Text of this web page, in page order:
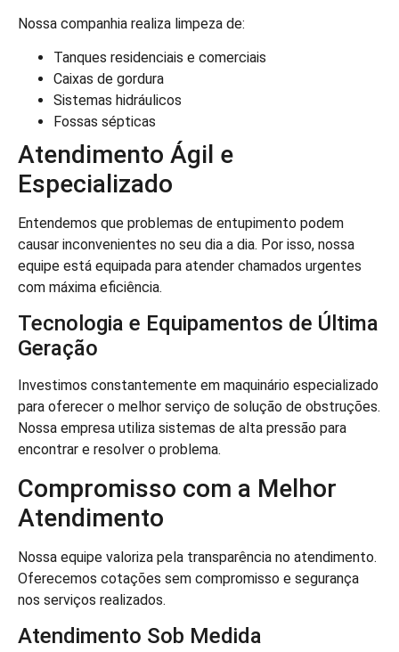
Nossa companhia realiza limpeza de:
Tanques residenciais e comerciais
Caixas de gordura
Sistemas hidráulicos
Fossas sépticas
Atendimento Ágil e
Especializado
Entendemos que problemas de entupimento podem
causar inconvenientes no seu dia a dia. Por isso, nossa
equipe está equipada para atender chamados urgentes
com máxima eficiência.
Tecnologia e Equipamentos de Última
Geração
Investimos constantemente em maquinário especializado
para oferecer o melhor serviço de solução de obstruções.
Nossa empresa utiliza sistemas de alta pressão para
encontrar e resolver o problema.
Compromisso com a Melhor
Atendimento
Nossa equipe valoriza pela transparência no atendimento.
Oferecemos cotações sem compromisso e segurança
nos serviços realizados.
Atendimento Sob Medida